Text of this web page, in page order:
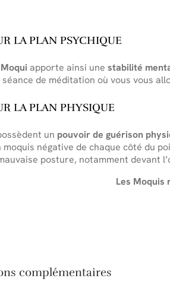
LA PLAN PSYCHIQUE
apporte ainsi une stabilité
de méditation où vous vous
LA PLAN PHYSIQUE
un pouvoir de guérison
négative de chaque côté du
posture, notamment devant
Les Moquis
complémentaires